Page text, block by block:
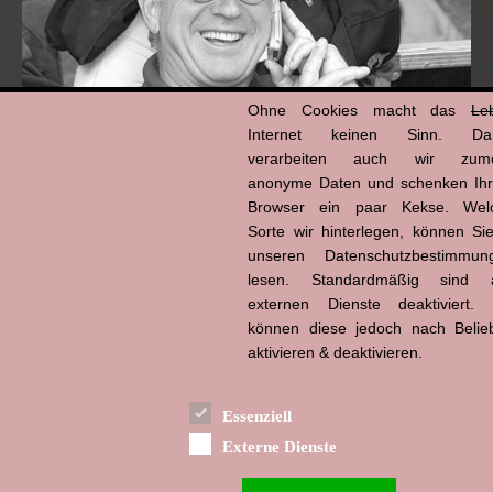
Ohne Cookies macht das
Internet keinen Sinn.
verarbeiten auch wir
anonyme Daten und schenken
Browser ein paar Kekse.
Sorte wir hinterlegen, können
unseren
lesen. Standardmäßig sind
externen Dienste deaktiviert.
können diese jedoch nach
aktivieren & deaktivieren.
Essenziell
Externe Dienste